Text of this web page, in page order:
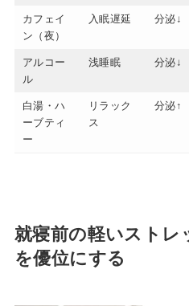
カフェイ
ン（夜）
入眠遅延 分泌↓
アルコー
ル
浅睡眠 分泌↓
白湯・ハ
ーブティ
ー
リラック
ス
分泌↑
就寝前の軽いストレ
を優位にする